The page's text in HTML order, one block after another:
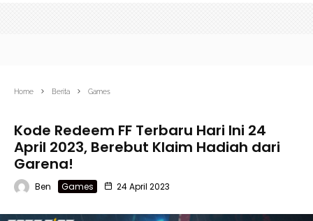
Home Berita Games
Kode Redeem FF Terbaru Hari Ini 24
April 2023, Berebut Klaim Hadiah dari
Garena!
Ben Games 24 April 2023